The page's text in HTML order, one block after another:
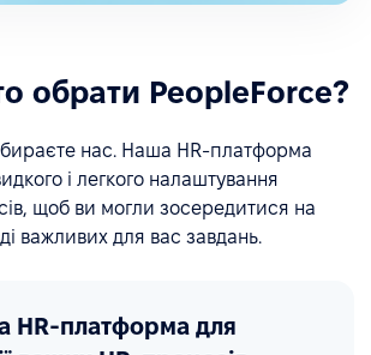
обрати PeopleForce?
нас. Наша HR-платформа
і легкого налаштування
щоб ви могли зосередитися на
важливих для вас завдань.
HR-платформа для